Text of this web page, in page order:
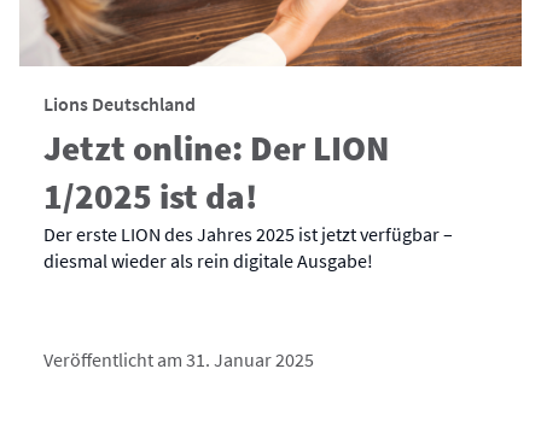
Lions Deutschland
Jetzt online: Der LION
1/2025 ist da!
Der erste LION des Jahres 2025 ist jetzt verfügbar –
diesmal wieder als rein digitale Ausgabe!
Veröffentlicht am 31. Januar 2025